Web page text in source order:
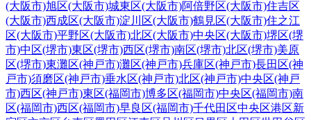
(大阪市)旭区(大阪市)城東区(大阪市)阿倍野区(大阪市)住吉区
(大阪市)西成区(大阪市)淀川区(大阪市)鶴見区(大阪市)住之江
区(大阪市)平野区(大阪市)北区(大阪市)中央区(大阪市)堺区(堺
市)中区(堺市)東区(堺市)西区(堺市)南区(堺市)北区(堺市)美原
区(堺市)東灘区(神戸市)灘区(神戸市)兵庫区(神戸市)長田区(神
戸市)須磨区(神戸市)垂水区(神戸市)北区(神戸市)中央区(神戸
市)西区(神戸市)東区(福岡市)博多区(福岡市)中央区(福岡市)南
区(福岡市)西区(福岡市)早良区(福岡市)千代田区中央区港区新